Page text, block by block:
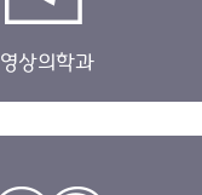
영상의학과